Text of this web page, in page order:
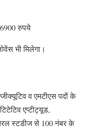
रुपये
भी मिलेगा।
व एमटीएस पदों के
एप्टीट्यूड,
स्टडीज से 100 नंबर के